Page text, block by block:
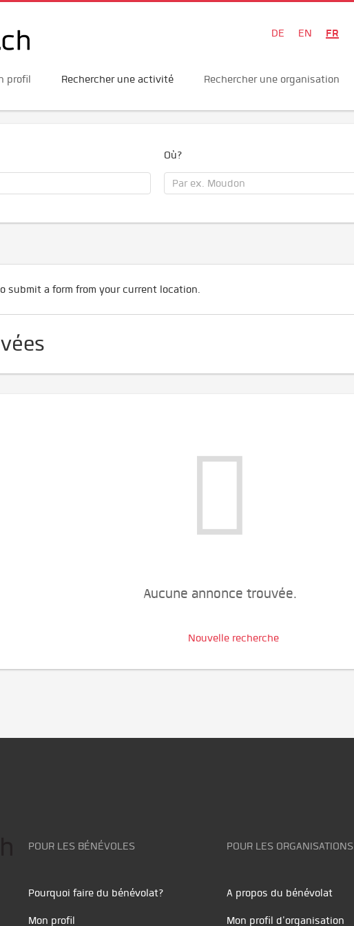
DE EN FR
profil Rechercher une activité Rechercher une organisation
Où?
submit a form from your current location.
Aucune annonce trouvée.
Nouvelle recherche
POUR LES BÉNÉVOLES
Pourquoi faire du bénévolat?
Mon profil
POUR LES ORGANISATIONS
A propos du bénévolat
Mon profil d'organisation